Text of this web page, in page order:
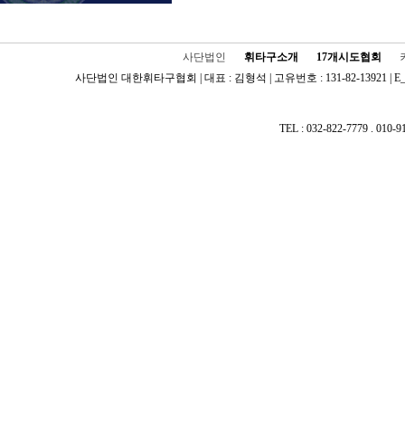
사단법인 휘타구소개 17개시도협회
사단법인 대한휘타구협회 | 대표 : 김형석 | 고유번호 : 131-82-13921 |
TEL : 032-822-7779 . 010-